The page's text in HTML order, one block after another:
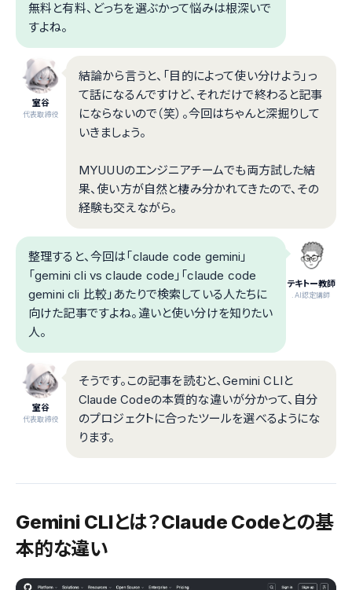
無料と有料、どっちを選ぶかって悩みは根深いで
すよね。
室谷
代表取締役
結論から言うと、「目的によって使い分けよう」っ
て話になるんですけど、それだけで終わると記事
にならないので（笑）。今回はちゃんと深掘りして
いきましょう。
MYUUUのエンジニアチームでも両方試した結
果、使い方が自然と棲み分かれてきたので、その
経験も交えながら。
テキトー教師
.AI認定講師
整理すると、今回は「claude code gemini」
「gemini cli vs claude code」「claude code
gemini cli 比較」あたりで検索している人たちに
向けた記事ですよね。違いと使い分けを知りたい
人。
室谷
代表取締役
そうです。この記事を読むと、Gemini CLIと
Claude Codeの本質的な違いが分かって、自分
のプロジェクトに合ったツールを選べるようにな
ります。
Gemini CLIとは？Claude Codeとの基
本的な違い